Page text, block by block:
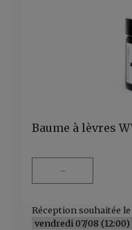
Baume à lèvres
-
Réception souhaitée le